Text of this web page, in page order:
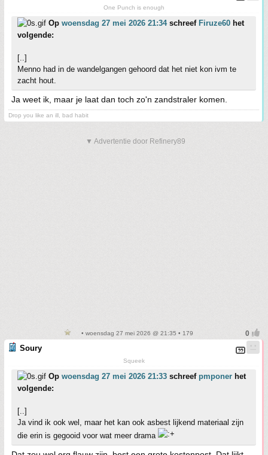
One Punch is enough
Op woensdag 27 mei 2026 21:34schreef Firuze60 het
volgende:
[..]
Menno had in de wandelgangen gehoord dat het niet kon ivm te
zacht hout.
Ja weet ik, maar je laat dan toch zo'n zandstraler komen.
Drop you like an ill, bad habit
▼ Advertentie door Refinery89
• woensdag 27 mei 2026 @ 21:35 • 179
Soury
Squeek
Op woensdag 27 mei 2026 21:33 schreef pmponer het
volgende:
[..]
Ja vind ik ook wel, maar het kan ook asbest lijkend materiaal zijn
die erin is gegooid voor wat meer drama